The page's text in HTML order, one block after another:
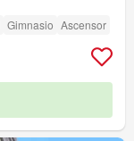
Gimnasio Ascensor